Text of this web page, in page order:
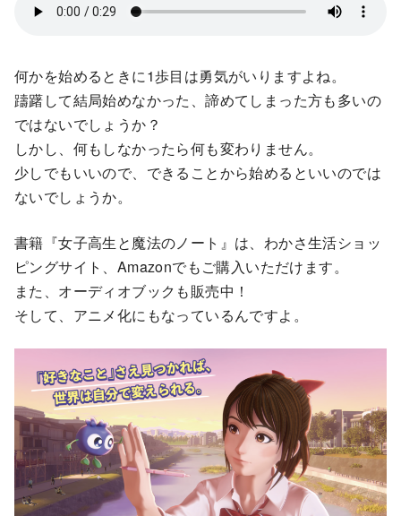
何かを始めるときに1歩目は勇気がいりますよね。
躊躇して結局始めなかった、諦めてしまった方も多いの
ではないでしょうか？
しかし、何もしなかったら何も変わりません。
少しでもいいので、できることから始めるといいのでは
ないでしょうか。
書籍『女子高生と魔法のノート』は、わかさ生活ショッ
ピングサイト、Amazonでもご購入いただけます。
また、オーディオブックも販売中！
そして、アニメ化にもなっているんですよ。